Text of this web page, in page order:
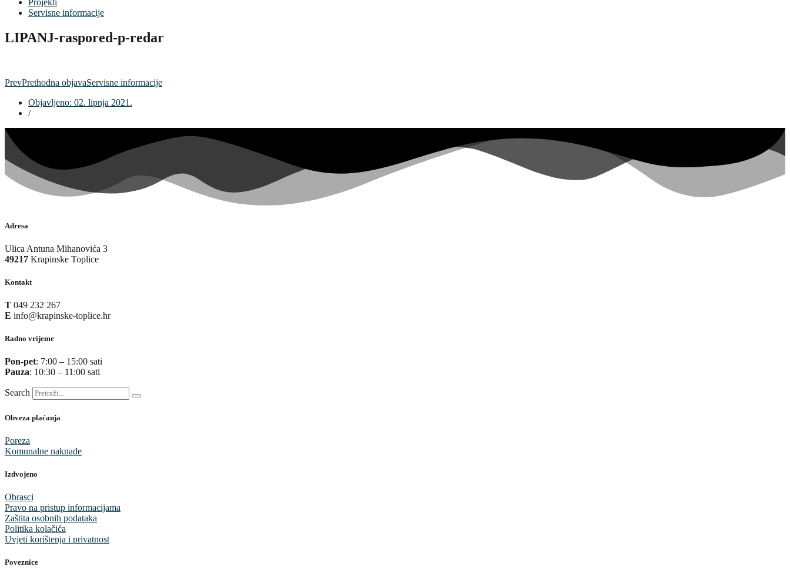
Servisne informacije
LIPANJ-raspored-p-redar
PrevPrethodna objavaServisne informacije
Objavljeno: 02. lipnja 2021.
/
Adresa
Ulica Antuna Mihanovića 3
49217 Krapinske Toplice
Kontakt
T 049 232 267
E info@krapinske-toplice.hr
Radno vrijeme
Pon-pet: 7:00 – 15:00 sati
Pauza: 10:30 – 11:00 sati
Search
Obveza plaćanja
Poreza
Komunalne naknade
Izdvojeno
Obrasci
Pravo na pristup informacijama
Zaštita osobnih podataka
Politika kolačića
Uvjeti korištenja i privatnost
Poveznice